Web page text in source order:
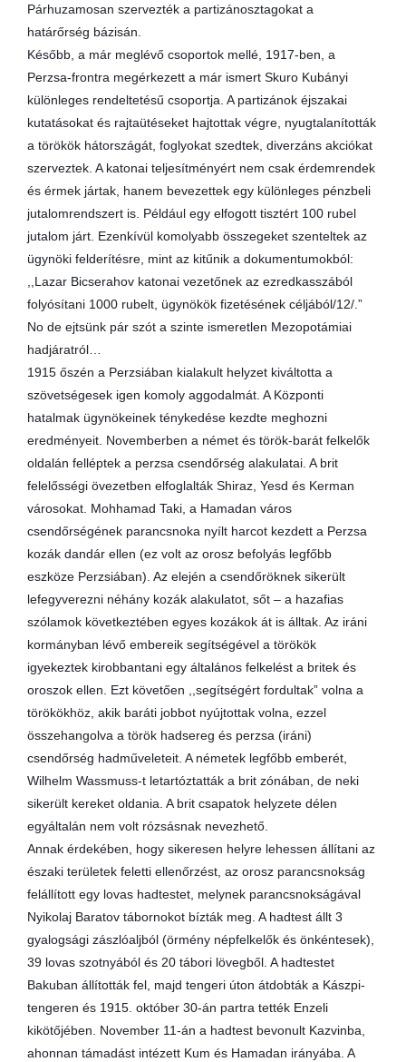
Párhuzamosan szervezték a partizánosztagokat a
határőrség bázisán.
Később, a már meglévő csoportok mellé, 1917-ben, a
Perzsa-frontra megérkezett a már ismert Skuro Kubányi
különleges rendeltetésű csoportja. A partizánok éjszakai
kutatásokat és rajtaütéseket hajtottak végre, nyugtalanították
a törökök hátországát, foglyokat szedtek, diverzáns akciókat
szerveztek. A katonai teljesítményért nem csak érdemrendek
és érmek jártak, hanem bevezettek egy különleges pénzbeli
jutalomrendszert is. Például egy elfogott tisztért 100 rubel
jutalom járt. Ezenkívül komolyabb összegeket szenteltek az
ügynöki felderítésre, mint az kitűnik a dokumentumokból:
,,Lazar Bicserahov katonai vezetőnek az ezredkasszából
folyósítani 1000 rubelt, ügynökök fizetésének céljából/12/.”
No de ejtsünk pár szót a szinte ismeretlen Mezopotámiai
hadjáratról…
1915 őszén a Perzsiában kialakult helyzet kiváltotta a
szövetségesek igen komoly aggodalmát. A Központi
hatalmak ügynökeinek ténykedése kezdte meghozni
eredményeit. Novemberben a német és török-barát felkelők
oldalán felléptek a perzsa csendőrség alakulatai. A brit
felelősségi övezetben elfoglalták Shiraz, Yesd és Kerman
városokat. Mohhamad Taki, a Hamadan város
csendőrségének parancsnoka nyílt harcot kezdett a Perzsa
kozák dandár ellen (ez volt az orosz befolyás legfőbb
eszköze Perzsiában). Az elején a csendőröknek sikerült
lefegyverezni néhány kozák alakulatot, sőt – a hazafias
szólamok következtében egyes kozákok át is álltak. Az iráni
kormányban lévő embereik segítségével a törökök
igyekeztek kirobbantani egy általános felkelést a britek és
oroszok ellen. Ezt követően ,,segítségért fordultak” volna a
törökökhöz, akik baráti jobbot nyújtottak volna, ezzel
összehangolva a török hadsereg és perzsa (iráni)
csendőrség hadműveleteit. A németek legfőbb emberét,
Wilhelm Wassmuss-t letartóztatták a brit zónában, de neki
sikerült kereket oldania. A brit csapatok helyzete délen
egyáltalán nem volt rózsásnak nevezhető.
Annak érdekében, hogy sikeresen helyre lehessen állítani az
északi területek feletti ellenőrzést, az orosz parancsnokság
felállított egy lovas hadtestet, melynek parancsnokságával
Nyikolaj Baratov tábornokot bízták meg. A hadtest állt 3
gyalogsági zászlóaljból (örmény népfelkelők és önkéntesek),
39 lovas szotnyából és 20 tábori lövegből. A hadtestet
Bakuban állították fel, majd tengeri úton átdobták a Kászpi-
tengeren és 1915. október 30-án partra tették Enzeli
kikötőjében. November 11-án a hadtest bevonult Kazvinba,
ahonnan támadást intézett Kum és Hamadan irányába. A